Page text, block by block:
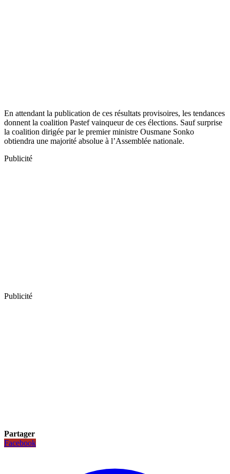
En attendant la publication de ces résultats provisoires, les tendances
donnent la coalition Pastef vainqueur de ces élections. Sauf surprise
la coalition dirigée par le premier ministre Ousmane Sonko
obtiendra une majorité absolue à l’Assemblée nationale.
Publicité
Publicité
Partager
Facebook